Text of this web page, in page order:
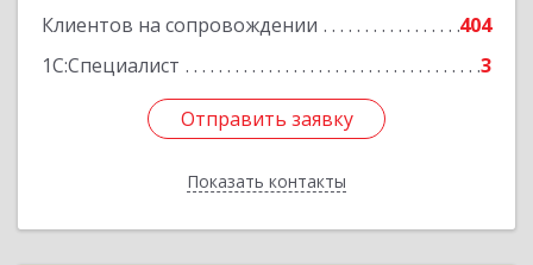
Клиентов на сопровождении
404
1С:Специалист
3
Отправить заявку
Показать контакты
Отправить заявку
Назад